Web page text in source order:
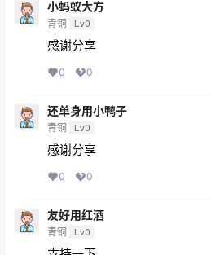
小蚂蚁大方
青铜 Lv0
感谢分享
0 0
还单身用小鸭子
青铜 Lv0
感谢分享
0 0
友好用红酒
青铜 Lv0